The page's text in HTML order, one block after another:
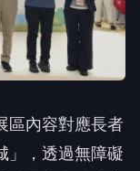
區內容對應長者
」，透過無障礙